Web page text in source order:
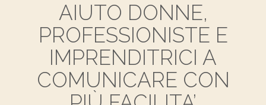
AIUTO DONNE,
PROFESSIONISTE E
IMPRENDITRICI A
COMUNICARE CON